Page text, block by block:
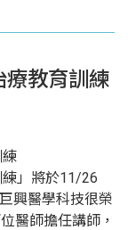
療教育訓練
練」將於11/26
興醫學科技很榮
醫師擔任講師，